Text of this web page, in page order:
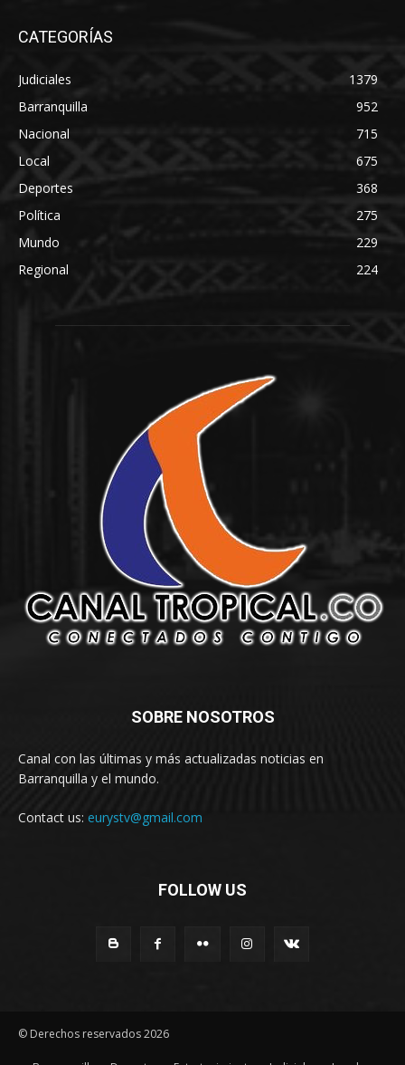
CATEGORÍAS
Judiciales
1379
Barranquilla
952
Nacional
715
Local
675
Deportes
368
Política
275
Mundo
229
Regional
224
SOBRE NOSOTROS
Canal con las últimas y más actualizadas noticias en
Barranquilla y el mundo.
Contact us: eurystv@gmail.com
FOLLOW US
© Derechos reservados 2026